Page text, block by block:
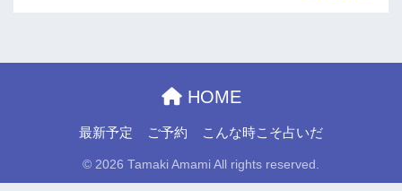
HOME
最新予定 ご予約 こんな時こそ占いだ
© 2026 Tamaki Amami All rights reserved.